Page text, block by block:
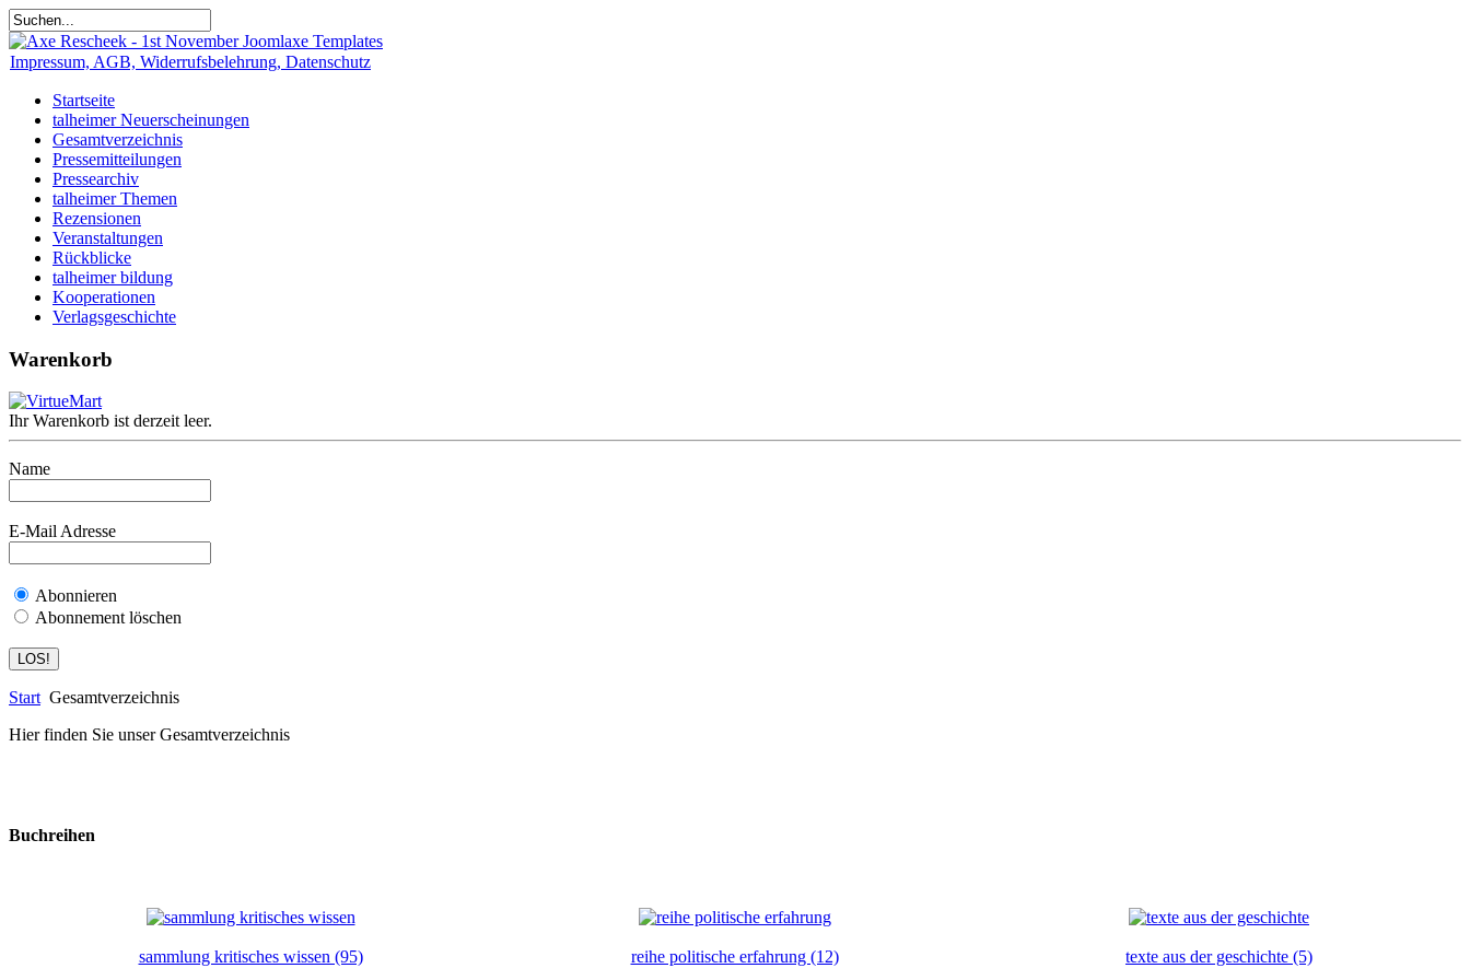
Impressum, AGB, Widerrufsbelehrung, Datenschutz
Startseite
talheimer Neuerscheinungen
Gesamtverzeichnis
Pressemitteilungen
Pressearchiv
talheimer Themen
Rezensionen
Veranstaltungen
Rückblicke
talheimer bildung
Kooperationen
Verlagsgeschichte
Warenkorb
Ihr Warenkorb ist derzeit leer.
Name
E-Mail Adresse
Abonnieren
Abonnement löschen
Start Gesamtverzeichnis
Hier finden Sie unser Gesamtverzeichnis
Buchreihen
sammlung kritisches wissen (95) reihe politische erfahrung (12) texte aus der geschichte (5)